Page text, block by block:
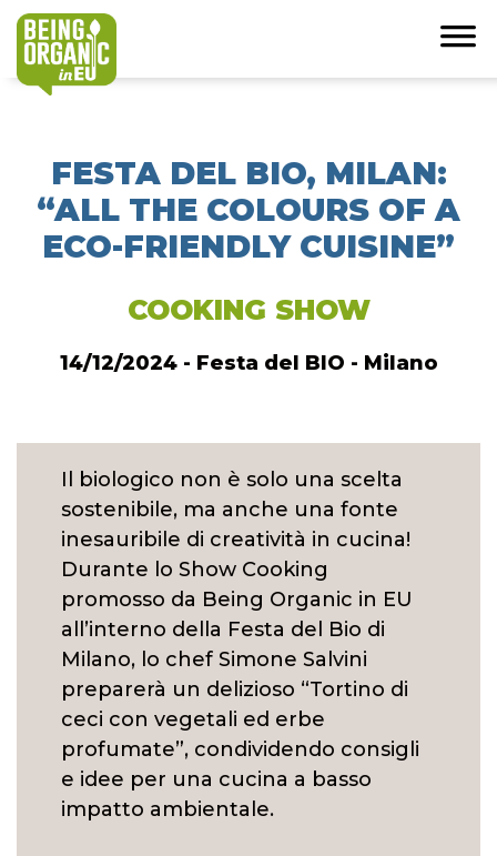
FESTA DEL BIO, MILAN:
“ALL THE COLOURS OF A
ECO-FRIENDLY CUISINE”
COOKING SHOW
14/12/2024 - Festa del BIO - Milano
Il biologico non è solo una scelta
sostenibile, ma anche una fonte
inesauribile di creatività in cucina!
Durante lo Show Cooking
promosso da Being Organic in EU
all’interno della Festa del Bio di
Milano, lo chef Simone Salvini
preparerà un delizioso “Tortino di
ceci con vegetali ed erbe
profumate”, condividendo consigli
e idee per una cucina a basso
impatto ambientale.